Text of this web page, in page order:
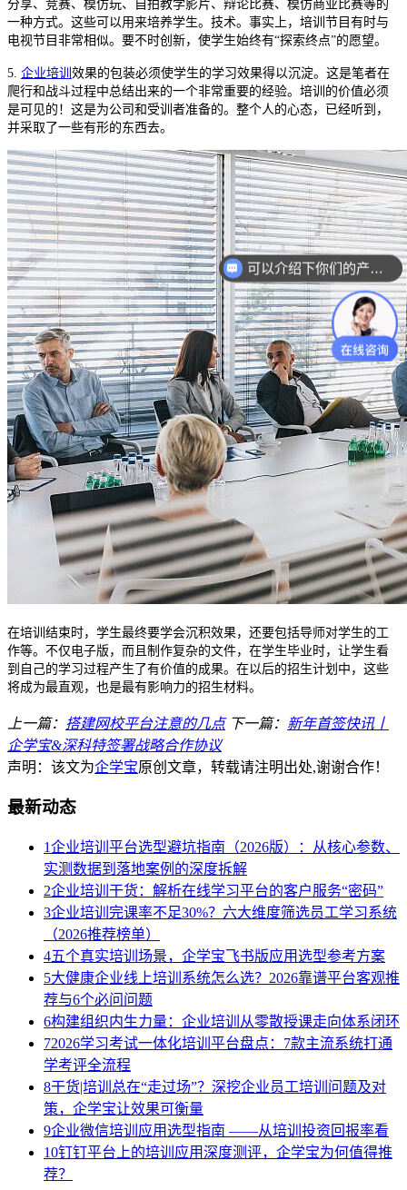
分享、竞赛、模仿玩、自拍教学影片、辩论比赛、模仿商业比赛等的
一种方式。这些可以用来培养学生。技术。事实上，培训节目有时与
电视节目非常相似。要不时创新，使学生始终有“探索终点”的愿望。
5. 企业培训 效果的包装必须使学生的学习效果得以沉淀。这是笔者在
爬行和战斗过程中总结出来的一个非常重要的经验。培训的价值必须
是可见的！这是为公司和受训者准备的。整个人的心态，已经听到，
并采取了一些有形的东西去。
在培训结束时，学生最终要学会沉积效果，还要包括导师对学生的工
作等。不仅电子版，而且制作复杂的文件，在学生毕业时，让学生看
到自己的学习过程产生了有价值的成果。在以后的招生计划中，这些
将成为最直观，也是最有影响力的招生材料。
上一篇： 搭建网校平台注意的几点 下一篇： 新年首签快讯丨
企学宝&深科特签署战略合作协议
声明：该文为企学宝原创文章，转载请注明出处,谢谢合作！
最新动态
1企业培训平台选型避坑指南（2026版）：从核心参数、
实测数据到落地案例的深度拆解
2企业培训干货：解析在线学习平台的客户服务“密码”
3企业培训完课率不足30%？六大维度筛选员工学习系统
（2026推荐榜单）
4五个真实培训场景，企学宝飞书版应用选型参考方案
5大健康企业线上培训系统怎么选？2026靠谱平台客观推
荐与6个必问问题
6构建组织内生力量：企业培训从零散授课走向体系闭环
72026学习考试一体化培训平台盘点：7款主流系统打通
学考评全流程
8干货|培训总在“走过场”？深挖企业员工培训问题及对
策，企学宝让效果可衡量
9企业微信培训应用选型指南 ——从培训投资回报率看
10钉钉平台上的培训应用深度测评，企学宝为何值得推
荐？
可以介绍下你们的产品么？